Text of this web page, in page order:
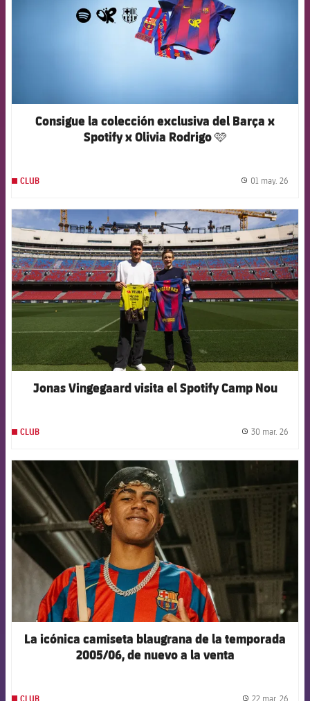
Consigue la colección exclusiva del Barça x
Spotify x Olivia Rodrigo 🩷
CLUB 01 may. 26
FCB Barcelona badge
Jonas Vingegaard visita el Spotify Camp Nou
CLUB 30 mar. 26
FCB Barcelona badge
La icónica camiseta blaugrana de la temporada
2005/06, de nuevo a la venta
CLUB 22 mar. 26